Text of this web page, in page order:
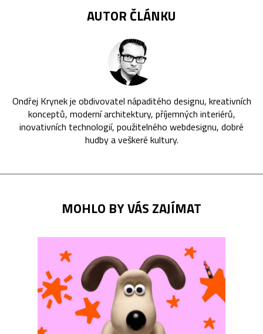
AUTOR ČLÁNKU
Ondřej Krynek je obdivovatel nápaditého designu, kreativních
konceptů, moderní architektury, příjemných interiérů,
inovativních technologií, použitelného webdesignu, dobré
hudby a veškeré kultury.
MOHLO BY VÁS ZAJÍMAT